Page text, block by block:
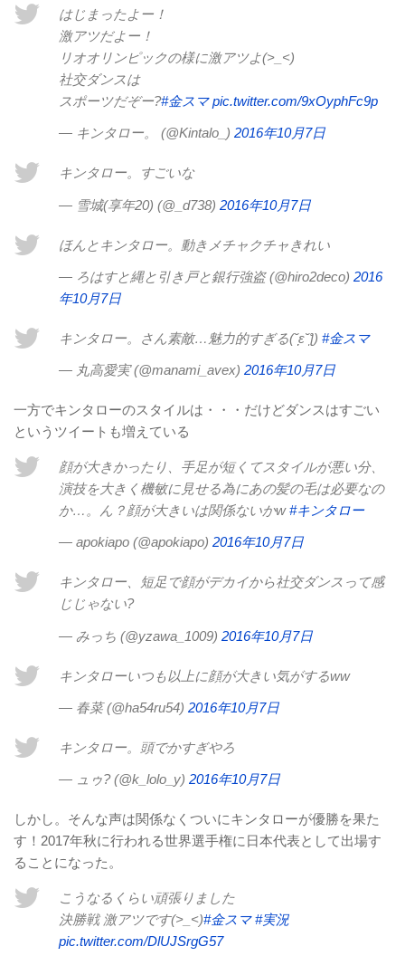
はじまったよー！
激アツだよー！
リオオリンピックの様に激アツよ(>_<)
社交ダンスは
スポーツだぞー?#金スマ pic.twitter.com/9xOyphFc9p
— キンタロー。 (@Kintalo_) 2016年10月7日
キンタロー。すごいな
— 雪城(享年20) (@_d738) 2016年10月7日
ほんとキンタロー。動きメチャクチャきれい
— ろはすと縄と引き戸と銀行強盗 (@hiro2deco) 2016
年10月7日
キンタロー。さん素敵…魅力的すぎる(˘̩̩̩ε˘̩ƪ) #金スマ
— 丸高愛実 (@manami_avex) 2016年10月7日
一方でキンタローのスタイルは・・・だけどダンスはすごい
というツイートも増えている
顔が大きかったり、手足が短くてスタイルが悪い分、
演技を大きく機敏に見せる為にあの髪の毛は必要なの
か…。ん？顔が大きいは関係ないかw#キンタロー
— apokiapo (@apokiapo) 2016年10月7日
キンタロー、短足で顔がデカイから社交ダンスって感
じじゃない?
— みっち (@yzawa_1009) 2016年10月7日
キンタローいつも以上に顔が大きい気がするww
— 春菜 (@ha54ru54) 2016年10月7日
キンタロー。頭でかすぎやろ
— ュゥ? (@k_lolo_y) 2016年10月7日
しかし。そんな声は関係なくついにキンタローが優勝を果た
す！2017年秋に行われる世界選手権に日本代表として出場す
ることになった。
こうなるくらい頑張りました
決勝戦 激アツです(>_<)#金スマ #実況
pic.twitter.com/DlUJSrgG57